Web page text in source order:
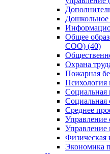
Общее
СОО) (40)
Охрана
Пожарная
Психология
Социальная
Социальная
Среднее
Управление
Управление
Физическая
Экономика